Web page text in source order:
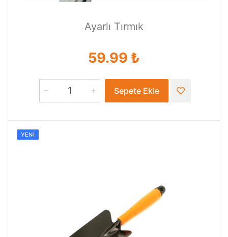
Ayarlı Tırmık
59.99 ₺
Sepete Ekle
YENI